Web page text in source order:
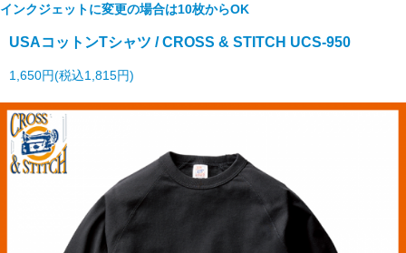
インクジェットに変更の場合は10枚からOK
USAコットンTシャツ / CROSS & STITCH UCS-950
1,650円(税込1,815円)